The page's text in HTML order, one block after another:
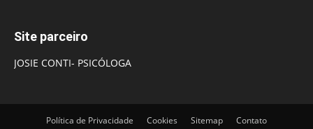
Site parceiro
JOSIE CONTI- PSICÓLOGA
Política de Privacidade Cookies Sitemap Contato